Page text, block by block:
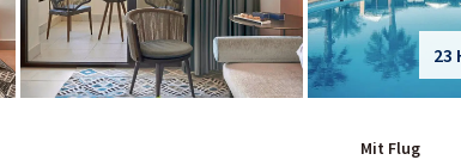
23
Mit Flug